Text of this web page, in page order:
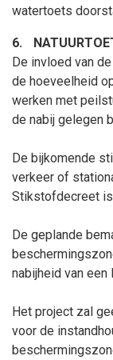
watertoets
6.
De invloed van
de hoeveelheid
werken met
de nabij gelegen
De bijkomende
verkeer of
Stikstofdecreet
De geplande
nabijheid van
Het project zal
voor de